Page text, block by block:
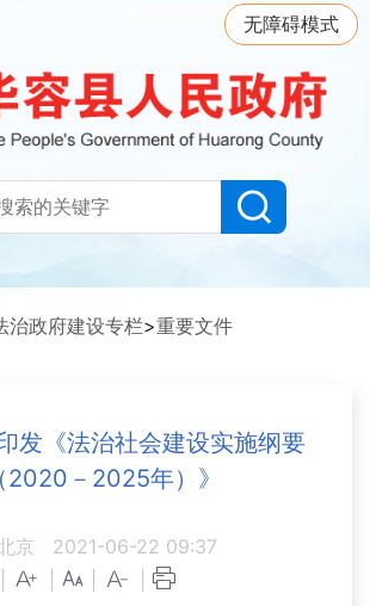
无障碍模式
治政府建设专栏>重要文件
发《法治社会建设实施纲要
2020－2025年）》
京
2021-06-22 09:37